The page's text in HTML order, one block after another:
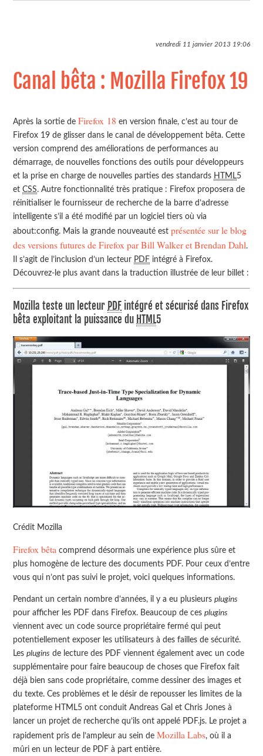
vendredi 11 janvier 201319:06
Canal bêta : Mozilla Firefox 19
Après la sortie de Firefox 18 en version finale, c’est au tour de
Firefox 19 de glisser dans le canal de développement bêta. Cette
version comprend des améliorations de performances au
démarrage, de nouvelles fonctions des outils pour développeurs
et la prise en charge de nouvelles parties des standards HTML5
etCSS. Autre fonctionnalité très pratique : Firefox proposera de
réinitialiser le fournisseur de recherche de la barre d’adresse
intelligente s’il a été modifié par un logiciel tiers où via
about:config. Mais la grande nouveauté estprésentée sur le blog
des versions futures de Firefox par Bill Walker et Brendan Dahl.
Il s’agit de l’inclusion d’un lecteur PDF intégré à Firefox.
Découvrez-le plus avant dans la traduction illustrée de leur billet :
Mozilla teste un lecteur PDF intégré et sécurisé dans Firefox
bêta exploitant la puissance du HTML5
Crédit Mozilla
Firefox bêta comprend désormais une expérience plus sûre et
plus homogène de lecture des documents PDF. Pour ceux d’entre
vous qui n’ont pas suivi le projet, voici quelques informations.
Pendant un certain nombre d’années, il y a eu plusieursplugins
pour afficher les PDF dans Firefox. Beaucoup de cesplugins
viennent avec un code source propriétaire fermé qui peut
potentiellement exposer les utilisateurs à des failles de sécurité.
Lesplugins de lecture des PDF viennent également avec un code
supplémentaire pour faire beaucoup de choses que Firefox fait
déjà bien sans code propriétaire, comme dessiner des images et
du texte. Ces problèmes et le désir de repousser les limites de la
plateforme HTML5 ont conduit Andreas Gal et Chris Jones à
lancer un projet de recherche qu’ils ont appelé PDF.js. Le projet a
rapidement pris de l’ampleur au sein deMozilla Labs, où il a
mûri en un lecteur de PDF à part entière.